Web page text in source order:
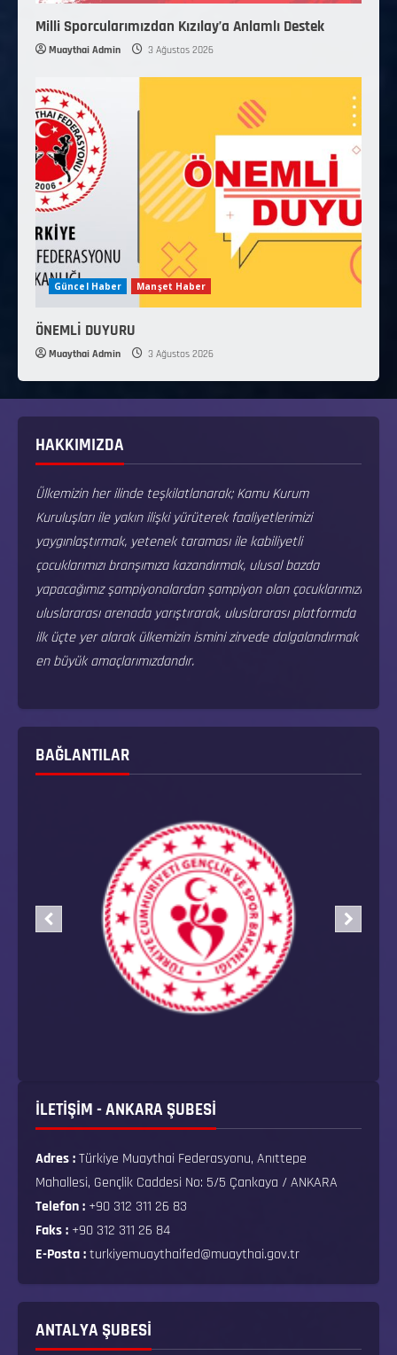
Milli Sporcularımızdan Kızılay’a Anlamlı Destek
Muaythai Admin 3 Ağustos 2026
Güncel Haber Manşet Haber
ÖNEMLİ DUYURU
Muaythai Admin 3 Ağustos 2026
HAKKIMIZDA
Ülkemizin her ilinde teşkilatlanarak; Kamu Kurum
Kuruluşları ile yakın ilişki yürüterek faaliyetlerimizi
yaygınlaştırmak, yetenek taraması ile kabiliyetli
çocuklarımızı branşımıza kazandırmak, ulusal bazda
yapacağımız şampiyonalardan şampiyon olan çocuklarımızı
uluslararası arenada yarıştırarak, uluslararası platformda
ilk üçte yer alarak ülkemizin ismini zirvede dalgalandırmak
en büyük amaçlarımızdandır.
BAĞLANTILAR
İLETİŞİM - ANKARA ŞUBESİ
Adres :Türkiye Muaythai Federasyonu, Anıttepe
Mahallesi, Gençlik Caddesi No: 5/5 Çankaya / ANKARA
Telefon : +90 312 311 26 83
Faks : +90 312 311 26 84
E-Posta :turkiyemuaythaifed@muaythai.gov.tr
ANTALYA ŞUBESİ